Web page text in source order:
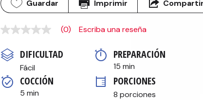
Guardar Imprimir
Sin
Enlace
en
misma
página.
(0) Escriba una reseña
DIFICULTAD
Fácil
PREPARACIÓN
15 min
COCCIÓN
5 min
PORCIONES
8 porciones